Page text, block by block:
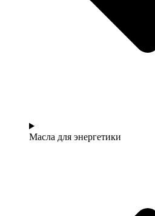
Масла для энергетики